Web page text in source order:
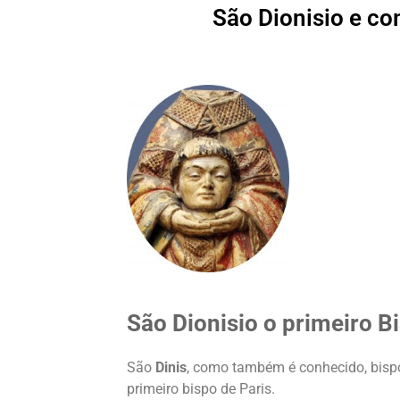
São Dionisio e
São Dionisio o primeiro
São Dinis, como também é conhecido,
primeiro bispo de Paris.